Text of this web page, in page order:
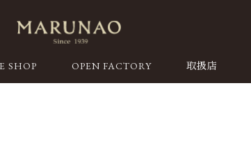
SHOP OPEN FACTORY 取扱店